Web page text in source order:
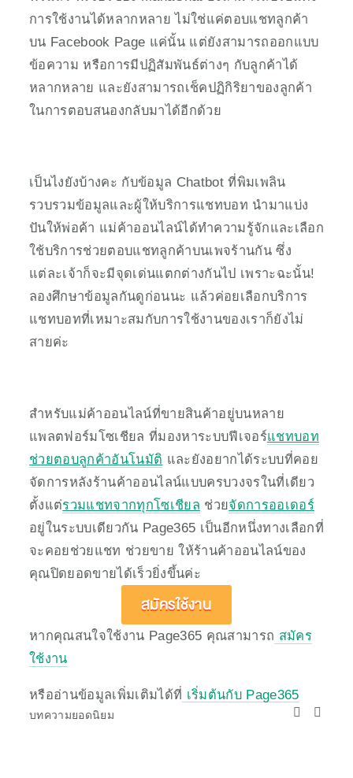
การใช้งานได้หลากหลาย ไม่ใช่แค่ตอบแชทลูกค้า
บน Facebook Page แค่นั้น แต่ยังสามารถออกแบบ
ข้อความ หรือการมีปฏิสัมพันธ์ต่างๆ กับลูกค้าได้
หลากหลาย และยังสามารถเช็คปฏิกิริยาของลูกค้า
ในการตอบสนองกลับมาได้อีกด้วย
เป็นไงยังบ้างคะ กับข้อมูล Chatbot ที่พิมเพลิน
รวบรวมข้อมูลและผู้ให้บริการแชทบอท นำมาแบ่ง
ปันให้พ่อค้า แม่ค้าออนไลน์ได้ทำความรู้จักและเลือก
ใช้บริการช่วยตอบแชทลูกค้าบนเพจร้านกัน ซึ่ง
แต่ละเจ้าก็จะมีจุดเด่นแตกต่างกันไป เพราะฉะนั้น!
ลองศึกษาข้อมูลกันดูก่อนนะ แล้วค่อยเลือกบริการ
แชทบอทที่เหมาะสมกับการใช้งานของเราก็ยังไม่
สายค่ะ
สำหรับแม่ค้าออนไลน์ที่ขายสินค้าอยู่บนหลาย
แพลตฟอร์มโซเชียล ที่มองหาระบบฟีเจอร์แชทบอท
ช่วยตอบลูกค้าอันโนมัติ และยังอยากได้ระบบที่คอย
จัดการหลังร้านค้าออนไลน์แบบครบวงจรในที่เดียว
ตั้งแต่รวมแชทจากทุกโซเชียล ช่วยจัดการออเดอร์
อยู่ในระบบเดียวกัน Page365 เป็นอีกหนึ่งทางเลือกที่
จะคอยช่วยแชท ช่วยขาย ให้ร้านค้าออนไลน์ของ
คุณปิดยอดขายได้เร็วยิ่งขึ้นค่ะ
สมัครใช้งาน
หากคุณสนใจใช้งาน Page365 คุณสามารถ สมัคร
ใช้งาน
หรืออ่านข้อมูลเพิ่มเติมได้ที่ เริ่มต้นกับ Page365
บทความยอดนิยม